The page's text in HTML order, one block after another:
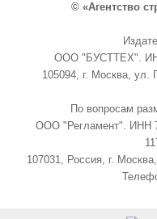
© «Агентство
ООО "БУСТТЕХ".
105094, г. Москва, ул.
По вопросам
ООО "Регламент". ИНН
107031, Россия, г.